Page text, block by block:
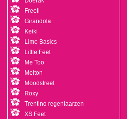
Freoli
Girandola
Keiki
Limo Basics
Little Feet
Me Too
Melton
Moodstreet
Roxy
Trentino regenlaarzen
XS Feet